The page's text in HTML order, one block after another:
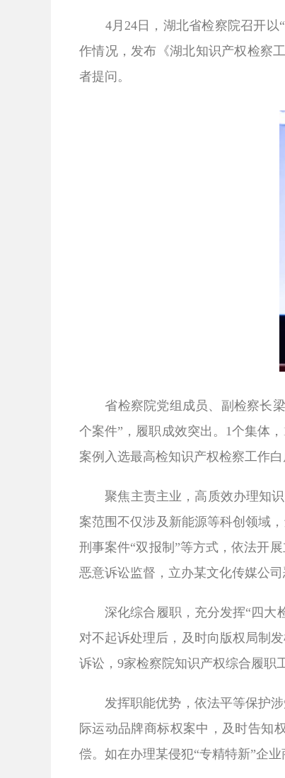
4月 24 日，湖北省检察院召开
作情况，发布《湖北知识产权检察
者提问。
省检察院党组成员、副检察长梁
个案件”，履职成效突出。 1个集体，
案例入选最高检知识产权检察工作白
聚焦主责主业，高质效办理知识
案范围不仅涉及新能源等科创领域
刑事案件“双报制”等方式，依法开
恶意诉讼监督，立办某文化传媒公
深化综合履职，充分发挥“四大
对不起诉处理后，及时向版权局制
诉讼， 9家检察院知识产权综合履职
发挥职能优势，依法平等保护涉
际运动品牌商标权案中，及时告知
偿。如在办理某侵犯“专精特新”企